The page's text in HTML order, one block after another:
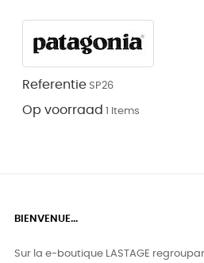
Referentie SP26
Op voorraad 1 Items
BIENVENUE...
Sur la e-boutique LASTAGE